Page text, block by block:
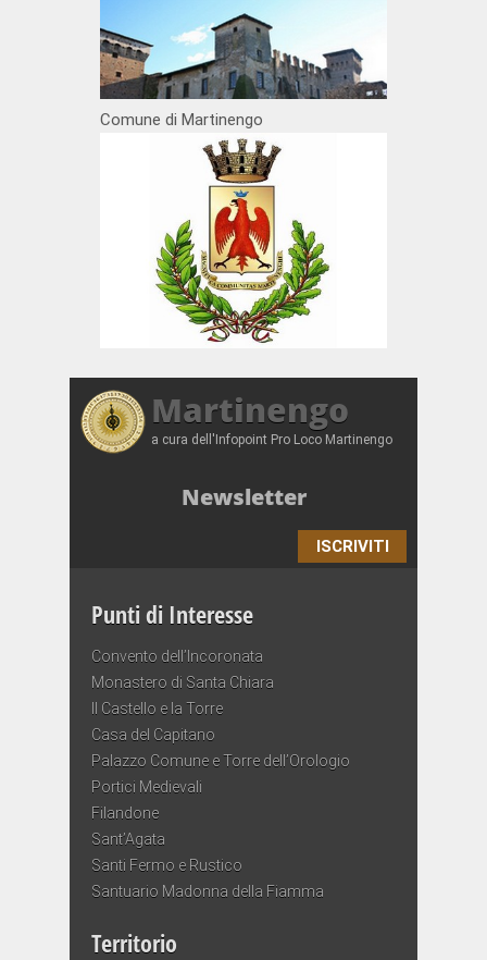
Comune di Martinengo
Martinengo
a cura dell'Infopoint Pro Loco Martinengo
Newsletter
ISCRIVITI
Punti di Interesse
Convento dell’Incoronata
Monastero di Santa Chiara
Il Castello e la Torre
Casa del Capitano
Palazzo Comune e Torre dell’Orologio
Portici Medievali
Filandone
Sant’Agata
Santi Fermo e Rustico
Santuario Madonna della Fiamma
Territorio